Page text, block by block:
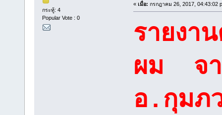
กระทู้: 4
Popular Vote : 0
« เมื่อ: กรกฎาคม 26, 2017, 04:43:02
รายงา
ผม จ
อ.กุมภ